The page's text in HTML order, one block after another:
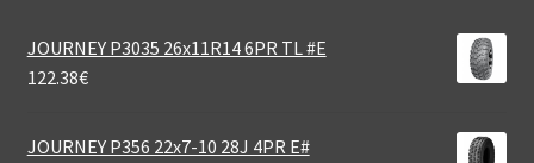
JOURNEY P3035 26x11R14 6PR TL #E
122.38€
JOURNEY P356 22x7-10 28J 4PR E#